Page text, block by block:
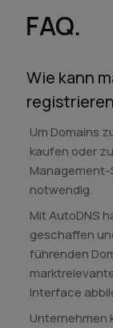
FAQ.
Wie kann
Um Domains
kaufen oder
notwendig.
Mit AutoDNS
geschaffen
führenden
Interface
Unternehmen